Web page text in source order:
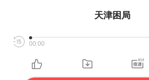
天津困局
00:00